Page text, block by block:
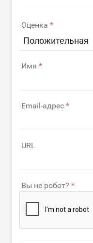
Оценка
Имя
Email-адрес
URL
Вы не робот?